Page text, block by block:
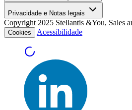
Privacidade e Notas legais
Copyright 2025 Stellantis &You, Sales
Cookies Acessibilidade